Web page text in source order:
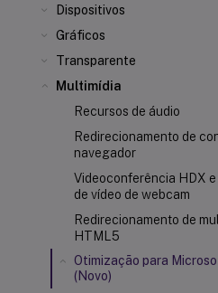
Dispositivos
Gráficos
Transparente
Multimídia
Recursos de áudio
Redirecionamento de
navegador
Videoconferência HDX
de vídeo de webcam
Redirecionamento de
HTML5
Otimização para
(Novo)